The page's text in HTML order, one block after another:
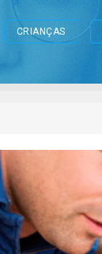
CRIANÇAS